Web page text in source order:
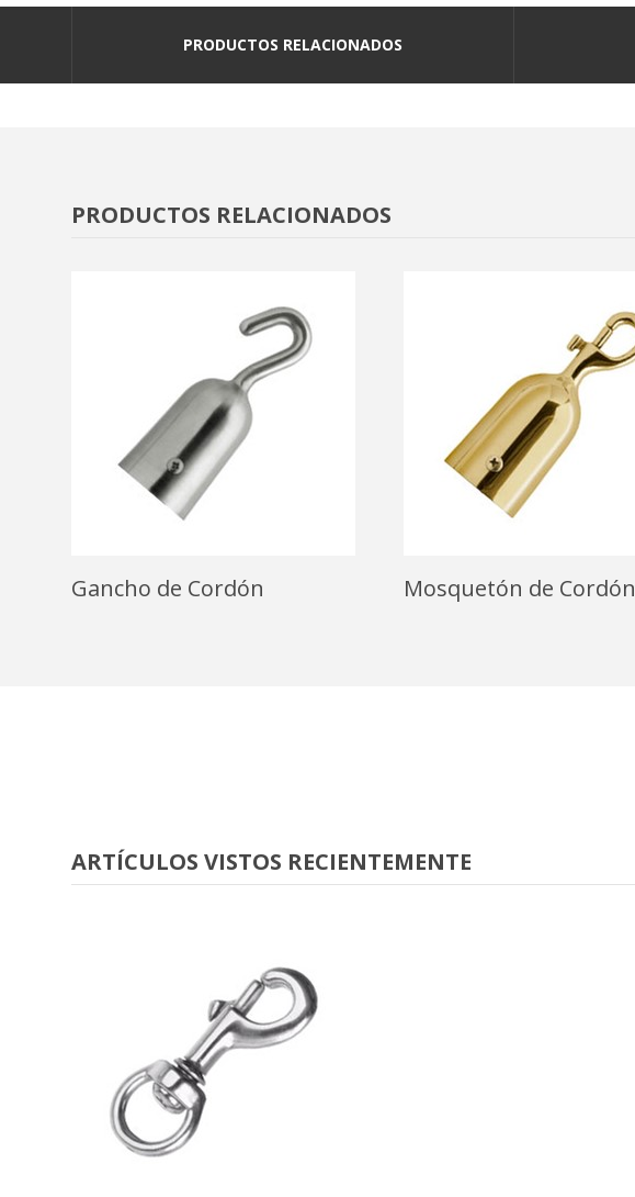
PRODUCTOS RELACIONADOS
PRODUCTOS RELACIONADOS
Gancho de Cordón Mosquetón de Cordón
ARTÍCULOS VISTOS RECIENTEMENTE